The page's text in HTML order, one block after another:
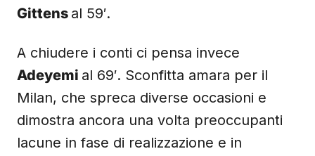
Gittens al 59′.
A chiudere i conti ci pensa invece
Adeyemi al 69′. Sconfitta amara per il
Milan, che spreca diverse occasioni e
dimostra ancora una volta preoccupanti
lacune in fase di realizzazione e in